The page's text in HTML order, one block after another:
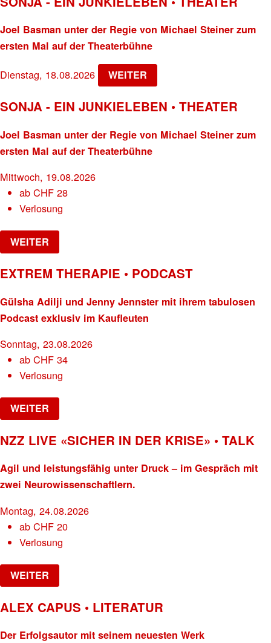
Joel Basman unter der Regie von Michael Steiner zum
ersten Mal auf der Theaterbühne
Dienstag, 18.08.2026 WEITER
SONJA - EIN JUNKIELEBEN • THEATER
Joel Basman unter der Regie von Michael Steiner zum
ersten Mal auf der Theaterbühne
Mittwoch, 19.08.2026
abCHF 28
Verlosung
WEITER
EXTREM THERAPIE • PODCAST
Gülsha Adilji und Jenny Jennster mit ihrem tabulosen
Podcast exklusiv im Kaufleuten
Sonntag, 23.08.2026
abCHF 34
Verlosung
WEITER
NZZ LIVE «SICHER IN DER KRISE» • TALK
Agil und leistungsfähig unter Druck – im Gespräch mit
zwei Neurowissenschaftlern.
Montag, 24.08.2026
abCHF 20
Verlosung
WEITER
ALEX CAPUS • LITERATUR
Der Erfolgsautor mit seinem neuesten Werk